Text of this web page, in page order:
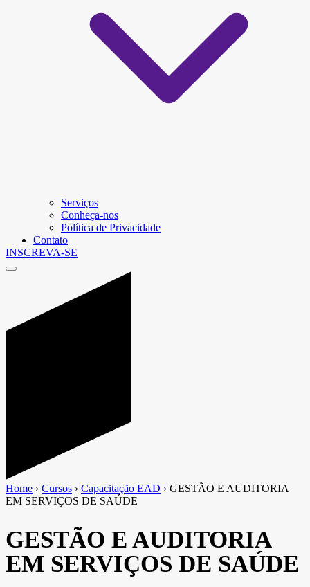
Serviços
Conheça-nos
Política de Privacidade
Contato
INSCREVA-SE
Home › Cursos › Capacitação EAD › GESTÃO E AUDITORIA
EM SERVIÇOS DE SAÚDE
GESTÃO E AUDITORIA
EM SERVIÇOS DE SAÚDE